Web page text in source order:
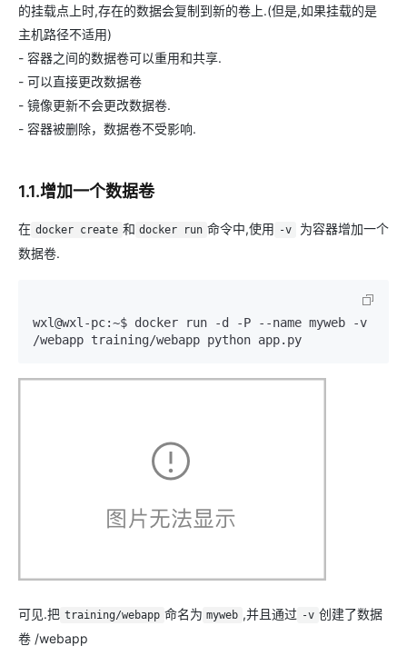
的挂载点上时,存在的数据会复制到新的卷上.(但是,如果挂载的是
主机路径不适用)
- 容器之间的数据卷可以重用和共享.
- 可以直接更改数据卷
- 镜像更新不会更改数据卷.
- 容器被删除，数据卷不受影响.
1.1.增加一个数据卷
在 docker create 和 docker run 命令中,使用 -v
为容器增加一个
数据卷.
wxl@wxl -pc:~$ docker run -d -P - -name myweb
-v
/webapp training/webapp python app.py
可见.把 training/webapp 命名为 myweb ,并且通过 -v 创建了数据
卷 /webapp